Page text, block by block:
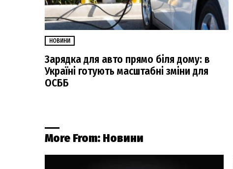
НОВИНИ
Зарядка для авто прямо біля дому: в
Україні готують масштабні зміни для
ОСББ
More From: Новини